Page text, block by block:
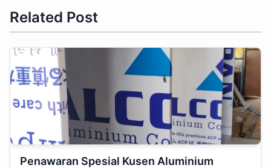
Related Post
Penawaran Spesial Kusen Aluminium